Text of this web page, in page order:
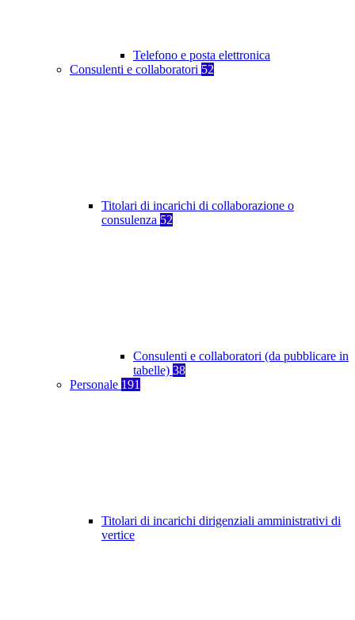
Telefono e posta elettronica
Consulenti e collaboratori 52
Titolari di incarichi di collaborazione o
consulenza 52
Consulenti e collaboratori (da pubblicare in
tabelle) 38
Personale 191
Titolari di incarichi dirigenziali amministrativi di
vertice